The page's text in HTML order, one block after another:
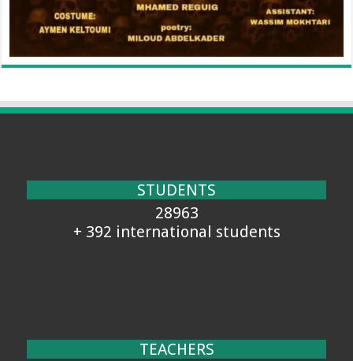
STUDENTS
28963
+ 392 international students
TEACHERS